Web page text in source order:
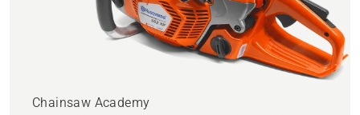
Chainsaw Academy